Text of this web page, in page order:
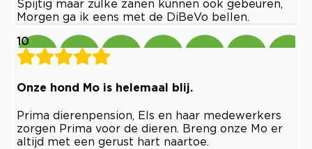
Spijtig maar zulke zanen kunnen ook gebeuren,
Morgen ga ik eens met de DiBeVo bellen.
10
Onze hond Mo is helemaal blij.
Prima dierenpension, Els en haar medewerkers
zorgen Prima voor de dieren. Breng onze Mo er
altijd met een gerust hart naartoe.